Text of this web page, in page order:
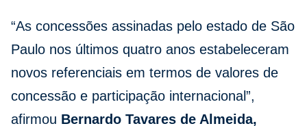
“As concessões assinadas pelo estado de São
Paulo nos últimos quatro anos estabeleceram
novos referenciais em termos de valores de
concessão e participação internacional”,
afirmou Bernardo Tavares de Almeida,